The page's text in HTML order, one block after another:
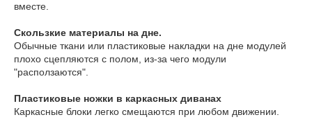
вместе.
Скользкие материалы на дне.
Обычные ткани или пластиковые накладки на дне модулей
плохо сцепляются с полом, из-за чего модули
"расползаются".
Пластиковые ножки в каркасных диванах
Каркасные блоки легко смещаются при любом движении.